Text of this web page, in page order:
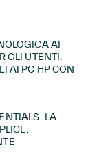
AI
GLI UTENTI.
AI PC HP CON
LA